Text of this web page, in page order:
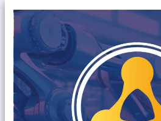
程
優
化
戶
升
級
智
慧
製
造
案